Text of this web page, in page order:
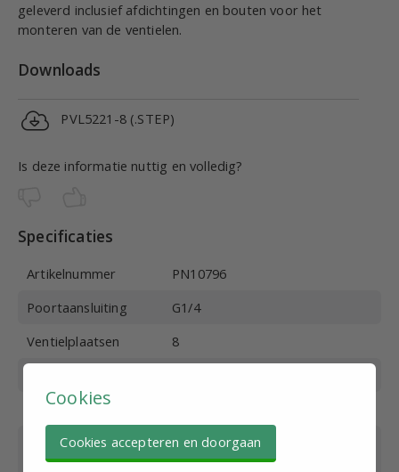
geleverd inclusief afdichtingen en bouten voor het
monteren van de ventielen.
Downloads
PVL5221-8 (.STEP)
Is deze informatie nuttig en volledig?
Specificaties
Artikelnummer
PN10796
Poortaansluiting
G1/4
Ventielplaatsen
8
Medium
Geschikt voor
ventieltype
5/2 en 5/3
Cookies
Cookies accepteren en doorgaan